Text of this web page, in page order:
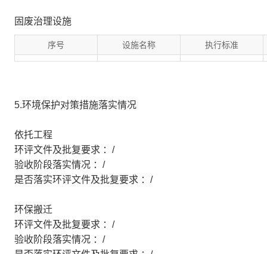
固废治理设施
序号 设施名称 执行标准
5.环境保护对策措施落实情况
依托工程
环评文件及批复要求 ：/
验收阶段落实情况 ：/
是否落实环评文件及批复要求 ：/
环保搬迁
环评文件及批复要求 ：/
验收阶段落实情况 ：/